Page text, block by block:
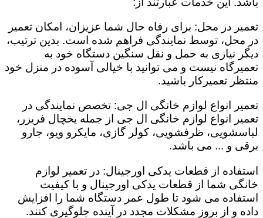
تعمیر در محل: برای رفاه حال شما عزیزان، امکان تعمیر
در محل، توسط نمایندگی فراهم شده است. بدین ترتیب،
دیگر نیازی به حمل و نقل سنگین دستگاه خود به
تعمیرگاه نیست و می توانید با خیالی آسوده در منزل خود
منتظر تعمیرکار باشید.
تعمیر انواع لوازم خانگی ال جی: تخصص نمایندگی در
تعمیر انواع لوازم خانگی ال جی از جمله یخچال فریزر،
لباسشویی، ظرفشویی، کولر گازی، مایکرو ویو، جارو
برقی و ... می باشد.
استفاده از قطعات یدکی اورجینال: در تعمیر لوازم
خانگی شما از قطعات یدکی اورجینال و با کیفیت
استفاده می شود تا طول عمر دستگاه شما را افزایش
داده و از بروز مشکلات مجدد در آینده جلوگیری کنند.